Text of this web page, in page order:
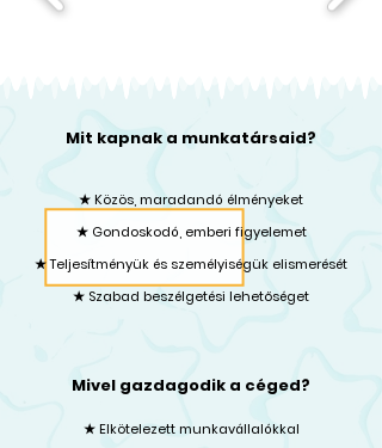
★ Közös, maradandó élményeket
★ Gondoskodó, emberi figyelemet
★ Teljesítményük és személyiségük elismerését
Mit kapnak a munkatársaid?
★ Szabad beszélgetési lehetőséget
★ Elkötelezett munkavállalókkal
Mivel gazdagodik a céged?